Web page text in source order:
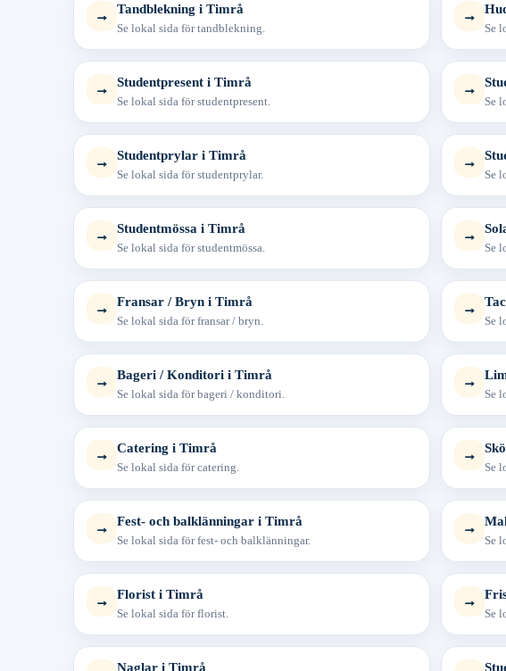
→ Tandblekning i Timrå
Se lokal sida för tandblekning.
→
Se
→ Studentpresent i Timrå
Se lokal sida för studentpresent.
→
Se
→ Studentprylar i Timrå
Se lokal sida för studentprylar.
→
Se
→ Studentmössa i Timrå
Se lokal sida för studentmössa.
→
Se
→ Fransar / Bryn i Timrå
Se lokal sida för fransar / bryn.
→
Se
→ Bageri / Konditori i Timrå
Se lokal sida för bageri / konditori.
→
Se
→ Catering i Timrå
Se lokal sida för catering.
→
Se
→ Fest- och balklänningar i Timrå
Se lokal sida för fest- och balklänningar.
→
Se
→ Florist i Timrå
Se lokal sida för florist.
→
Se
Naglar i Timrå